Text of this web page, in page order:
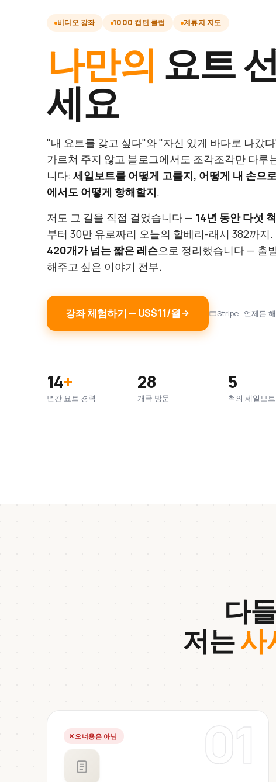
비디오 강좌 1000 캡틴 클럽 계류지 지도
나만의 요트
세요
"내 요트를 갖고 싶다"와 "자신 있게 바다로 나갔
가르쳐 주지 않고 블로그에서도 조각조각만 다루
니다: 세일보트를 어떻게 고를지, 어떻게 내 손으
에서도 어떻게 항해할지.
저도 그 길을 직접 걸었습니다 — 14년 동안 다섯 척
부터 30만 유로짜리 오늘의 할베리-래시 382까지
420개가 넘는 짧은 레슨으로 정리했습니다 — 출
해주고 싶은 이야기 전부.
강좌 체험하기 — US$11/월 Stripe · 언제든
14+
년간 요트 경력
28
개국 방문
5
척의 세일보
다
저는사
01
오너용은 아님